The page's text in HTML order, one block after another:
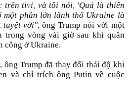
trên tivi, và tôi nói, 'Quả là thiên
một phần lớn lãnh thổ Ukraine là
tuyệt vời", ông Trump nói với một
trong vòng vài giờ sau khi quân
công ở Ukraine.
ông Trump đã thay đổi thái độ khi
và chỉ trích ông Putin về cuộc